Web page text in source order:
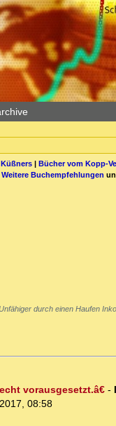
| Bücher vom Kopp-
Weitere Buchempfehlungen
durch einen Haufen
vorausgesetzt.â€-
08:58